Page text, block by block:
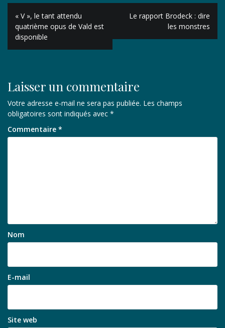
Navigation
de
l’article
« V », le tant attendu
quatrième opus de Vald est
disponible
Le rapport Brodeck : dire
les monstres
Laisser un commentaire
Votre adresse e-mail ne sera pas publiée. Les champs
obligatoires sont indiqués avec *
Commentaire *
Nom
E-mail
Site web